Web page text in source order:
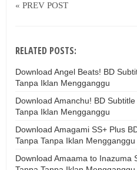
« PREV POST
RELATED POSTS:
Download Angel Beats! BD
Tanpa Iklan Mengganggu
Download Amanchu! BD
Tanpa Iklan Mengganggu
Download Amagami SS+ Plus
Tanpa Tanpa Iklan Mengganggu
Download Amaama to Inazuma